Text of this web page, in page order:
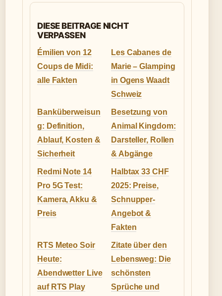
DIESE BEITRAGE NICHT
VERPASSEN
Émilien von 12
Coups de Midi:
alle Fakten
Les Cabanes de
Marie – Glamping
in Ogens Waadt
Schweiz
Banküberweisun
g: Definition,
Ablauf, Kosten &
Sicherheit
Besetzung von
Animal Kingdom:
Darsteller, Rollen
& Abgänge
Redmi Note 14
Pro 5G Test:
Kamera, Akku &
Preis
Halbtax 33 CHF
2025: Preise,
Schnupper-
Angebot &
Fakten
RTS Meteo Soir
Heute:
Abendwetter Live
auf RTS Play
Zitate über den
Lebensweg: Die
schönsten
Sprüche und